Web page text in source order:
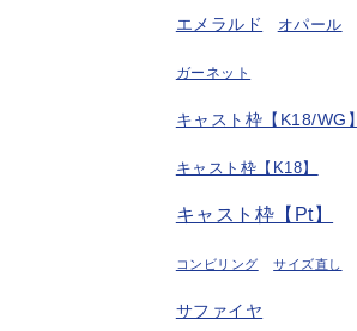
エメラルド オパール
ガーネット
キャスト枠【K18/WG】
キャスト枠【K18】
キャスト枠【Pt】
コンビリング サイズ直し
サファイヤ